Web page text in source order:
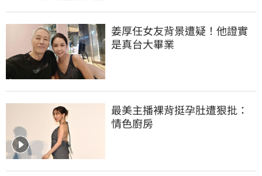
姜厚任女友背景遭疑！他證實
是真台大畢業
最美主播裸背挺孕肚遭狠批：
情色廚房